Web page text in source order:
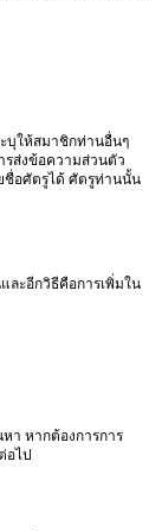
บุให้สมาชิกท่านอื่นๆ
รส่งข้อความส่วนตัว
ชื่อศัตรูได้ ศัตรูท่านนั้น
ละอีกวิธีคือการเพิ่มใน
า หากต้องการการ
อไป